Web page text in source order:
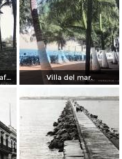
Palmares por el fotografo Hugo Brehme. Villa del mar.